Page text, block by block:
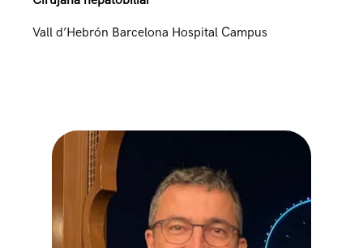
Vall d’Hebrón Barcelona Hospital Campus